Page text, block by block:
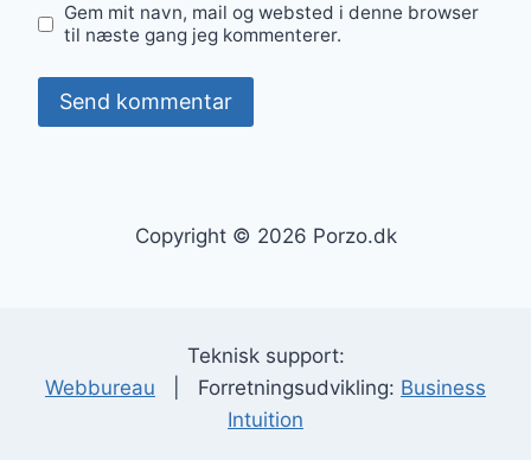
Gem mit navn, mail og websted i denne browser
til næste gang jeg kommenterer.
Copyright © 2026 Porzo.dk
Teknisk support:
Webbureau | Forretningsudvikling: Business
Intuition